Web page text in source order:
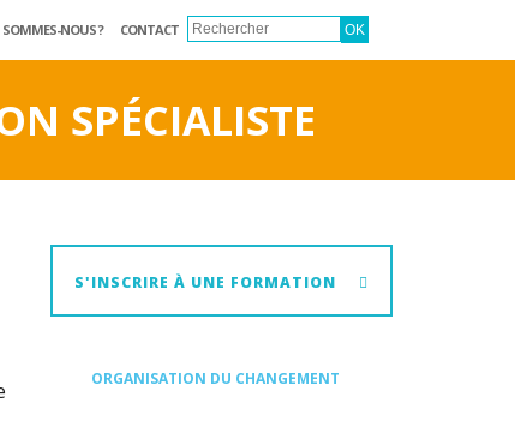
NOUS ? CONTACT
SPÉCIALISTE
S'INSCRIRE À UNE FORMATION
ORGANISATION DU CHANGEMENT